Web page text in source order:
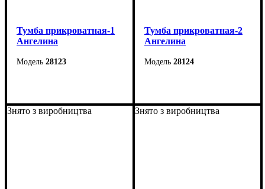
Тумба прикроватная-1
Ангелина
28123
Высота: 56 см
Глубина: 38 см
Тумба прикроватная-2
Ангелина
28124
Высота: 56 см
Глубина: 38 см
Знято з виробництва Знято з виробництва